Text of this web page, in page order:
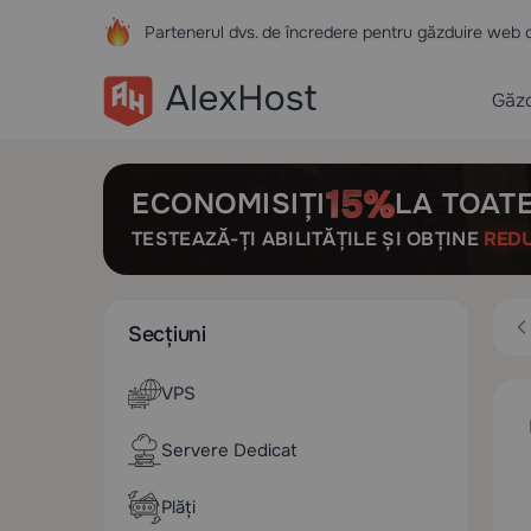
Partenerul dvs. de încredere pentru găzduire web
ECONOMISIȚI LA
TESTEAZĂ-ȚI ABILITĂȚILE ȘI OBȚINE
Secțiuni
VPS
Servere Dedicat
Plăți